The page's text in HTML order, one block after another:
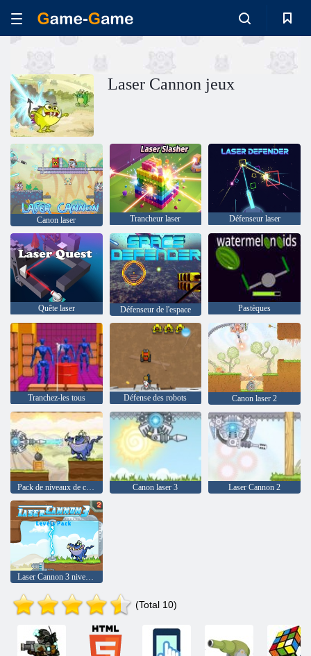
Laser Cannon jeux
Canon laser Trancheur laser Défenseur laser
Quête laser Défenseur de l'espace Pastèques
Tranchez-les tous Défense des robots Canon laser 2
Pack de niveaux de canon laser Canon laser 3 Laser Cannon 2
(Total 10)